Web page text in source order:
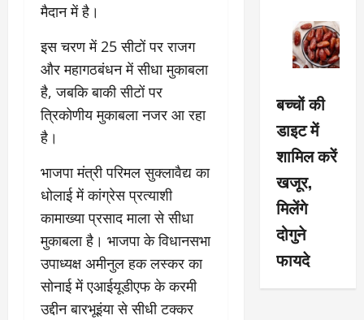
मैदान में है।
इस चरण में 25 सीटों पर राजग
और महागठबंधन में सीधा मुकाबला
है, जबकि बाकी सीटों पर
त्रिकोणीय मुकाबला नजर आ रहा
है।
भाजपा मंत्री परिमल सुक्लावैद्य का
धोलाई में कांग्रेस प्रत्याशी
कामाख्या प्रसाद माला से सीधा
मुकाबला है। भाजपा के विधानसभा
उपाध्यक्ष अमीनुल हक लस्कर का
सोनाई में एआईयूडीएफ के करमी
उद्दीन बारभूइंया से सीधी टक्कर
बच्चों की
डाइट में
शामिल करें
खजूर,
मिलेंगे
दोगुने
फायदे